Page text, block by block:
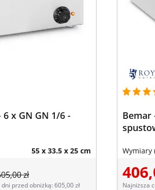
x GN GN 1/6 -
55 x 33.5 x 25 cm
zł
przed obniżką: 605,00 zł
Bemar
Wymiary
Najniższa